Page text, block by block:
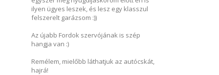
ilyen ügyes leszek, és lesz egy klasszul
felszerelt garázsom :))
Az újabb Fordok szervójának is szép
hangja van :)
Remélem, mielőbb láthatjuk az autócskát,
hajrá!